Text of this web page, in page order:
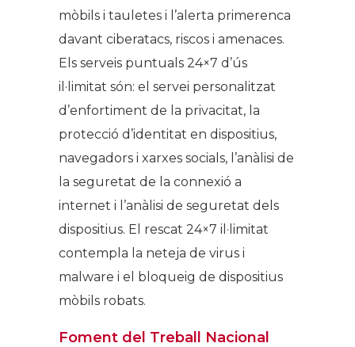
mòbils i tauletes i l’alerta primerenca
davant ciberatacs, riscos i amenaces.
Els serveis puntuals 24×7 d’ús
il·limitat són: el servei personalitzat
d’enfortiment de la privacitat, la
protecció d’identitat en dispositius,
navegadors i xarxes socials, l’anàlisi de
la seguretat de la connexió a
internet i l’anàlisi de seguretat dels
dispositius. El rescat 24×7 il·limitat
contempla la neteja de virus i
malware i el bloqueig de dispositius
mòbils robats.
Foment del Treball Nacional